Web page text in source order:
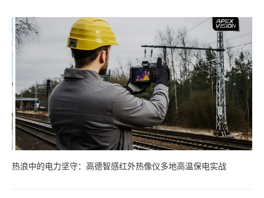
热浪中的电力坚守：高德智感红外热像仪多地高温保电实战